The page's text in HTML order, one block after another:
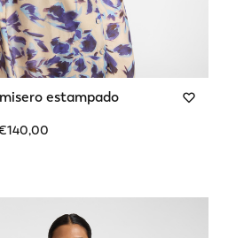
estampado
from